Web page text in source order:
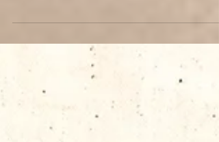
lägereld och njuta av atmosfären